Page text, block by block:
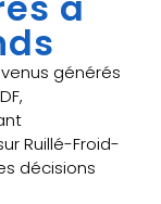
générés
Ruillé-Froid-
décisions